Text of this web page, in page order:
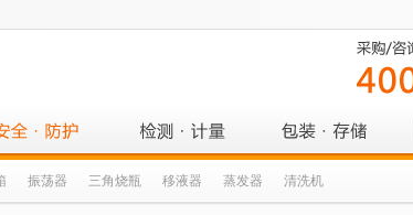
振荡器 三角烧瓶 移液器 蒸发器 清洗机